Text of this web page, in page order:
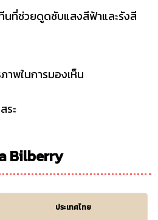
นที่ช่วยดูดซับแสงสีฟ้าและรังสี
าพในการมองเห็น
ระ
Bilberry
ประเทศไทย